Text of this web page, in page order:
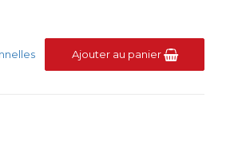
Ajouter au panier